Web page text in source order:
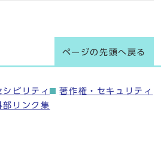
ページの先頭へ戻る
シビリティ
著作権・セキュリティ
部リンク集